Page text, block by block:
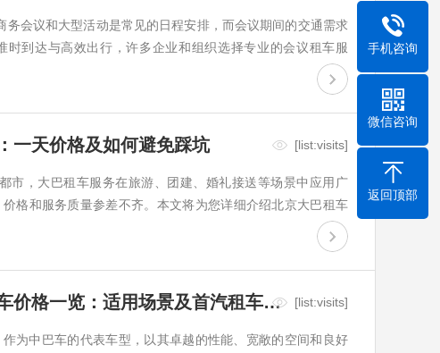
会议和大型活动是常见的日程安排，而会议期间的交通需求
时到达与高效出行，许多企业和组织选择专业的会议租车服
价格、车型、服务内容等都有所不同。本文将详细介绍北京会
以及首汽租车的服务优
一天价格及如何避免踩坑 [list:visits]
市，大巴租车服务在旅游、团建、婚礼接送等场景中应用广
格和服务质量参差不齐。本文将为您详细介绍北京大巴租车
，以及避免租车踩坑的实用技巧。一、北京大巴租车费用明细
成：基本租赁费14座丰
北京丰田考斯特中巴车租车价格一览：适用场景及首汽租车推荐 [list:visits]
为中巴车的代表车型，以其卓越的性能、宽敞的空间和良好
手机咨询
微信咨询
返回顶部